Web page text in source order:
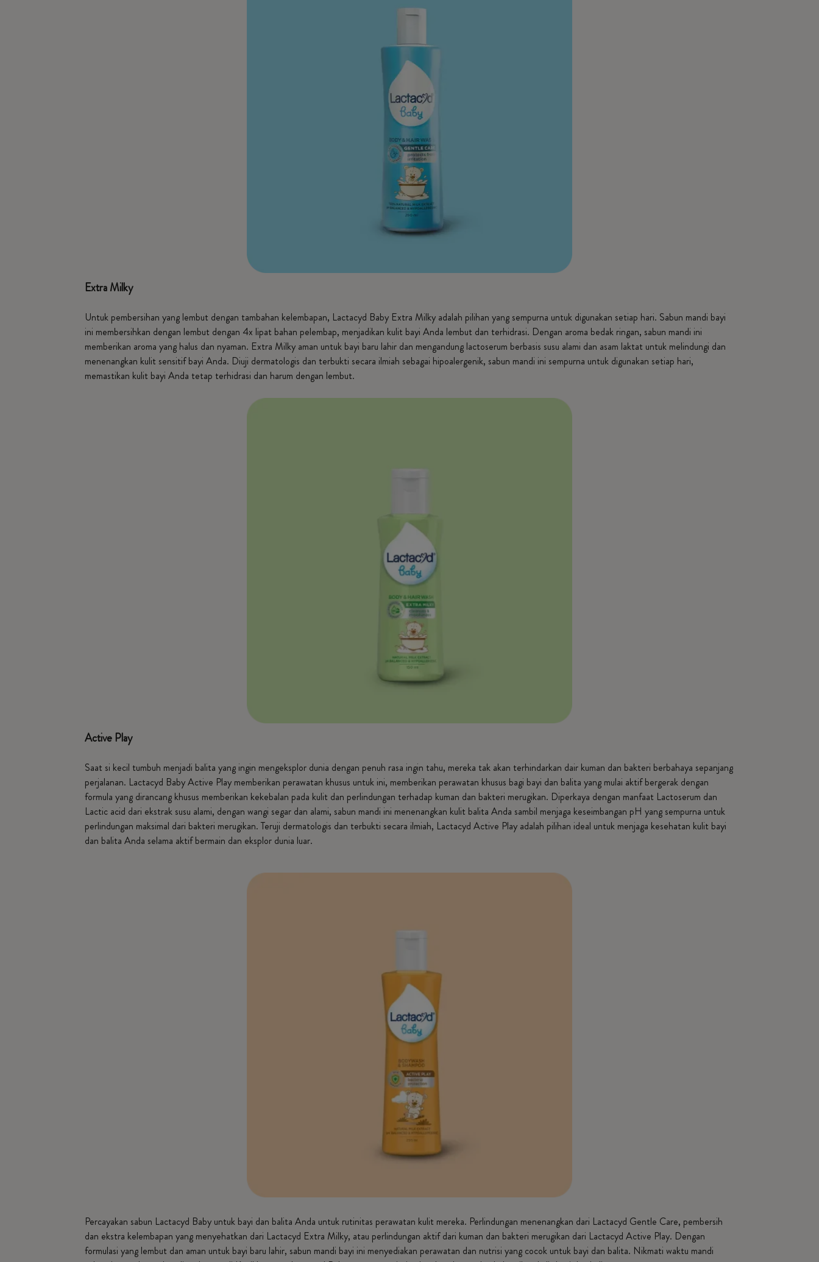
Extra Milky
Untuk pembersihan yang lembut dengan tambahan kelembapan, Lactacyd Baby Extra Milky adalah pilihan yang sempurna untuk digunakan setiap hari. Sabun mandi bayi
ini membersihkan dengan lembut dengan 4x lipat bahan pelembap, menjadikan kulit bayi Anda lembut dan terhidrasi. Dengan aroma bedak ringan, sabun mandi ini
memberikan aroma yang halus dan nyaman. Extra Milky aman untuk bayi baru lahir dan mengandung lactoserum berbasis susu alami dan asam laktat untuk melindungi dan
menenangkan kulit sensitif bayi Anda. Diuji dermatologis dan terbukti secara ilmiah sebagai hipoalergenik, sabun mandi ini sempurna untuk digunakan setiap hari,
memastikan kulit bayi Anda tetap terhidrasi dan harum dengan lembut.
Active Play
Saat si kecil tumbuh menjadi balita yang ingin mengeksplor dunia dengan penuh rasa ingin tahu, mereka tak akan terhindarkan dair kuman dan bakteri berbahaya sepanjang
perjalanan. Lactacyd Baby Active Play memberikan perawatan khusus untuk ini, memberikan perawatan khusus bagi bayi dan balita yang mulai aktif bergerak dengan
formula yang dirancang khusus memberikan kekebalan pada kulit dan perlindungan terhadap kuman dan bakteri merugikan. Diperkaya dengan manfaat Lactoserum dan
Lactic acid dari ekstrak susu alami, dengan wangi segar dan alami, sabun mandi ini menenangkan kulit balita Anda sambil menjaga keseimbangan pH yang sempurna untuk
perlindungan maksimal dari bakteri merugikan. Teruji dermatologis dan terbukti secara ilmiah, Lactacyd Active Play adalah pilihan ideal untuk menjaga kesehatan kulit bayi
dan balita Anda selama aktif bermain dan eksplor dunia luar.
Percayakan sabun Lactacyd Baby untuk bayi dan balita Anda untuk rutinitas perawatan kulit mereka. Perlindungan menenangkan dari Lactacyd Gentle Care, pembersih
dan ekstra kelembapan yang menyehatkan dari Lactacyd Extra Milky, atau perlindungan aktif dari kuman dan bakteri merugikan dari Lactacyd Active Play. Dengan
formulasi yang lembut dan aman untuk bayi baru lahir, sabun mandi bayi ini menyediakan perawatan dan nutrisi yang cocok untuk bayi dan balita. Nikmati waktu mandi